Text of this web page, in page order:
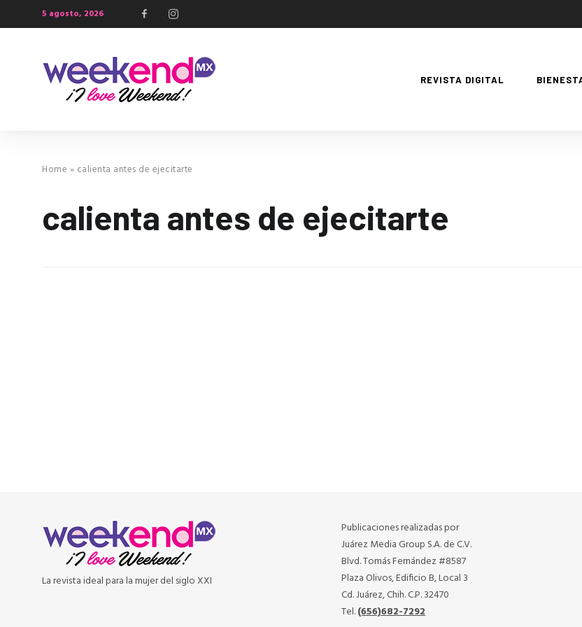
5 agosto, 2026
REVISTA DIGITAL
Home » calienta antes de ejecitarte
calienta antes de ejecitarte
La revista ideal para la mujer del siglo XXI
Publicaciones realizadas por
Juárez Media Group S.A. de C.V.
Blvd. Tomás Fernández #8587
Plaza Olivos, Edificio B, Local 3
Cd. Juárez, Chih. C.P. 32470
Tel.(656)682-7292